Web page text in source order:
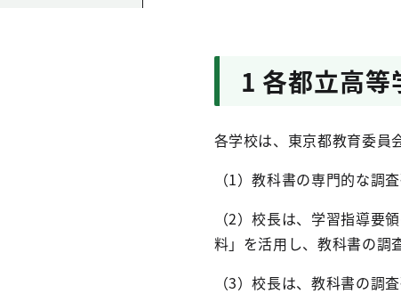
1 各都立高
各学校は、東京都教育委員
（1）教科書の専門的な調
（2）校長は、学習指導要
料」を活用し、教科書の調
（3）校長は、教科書の調